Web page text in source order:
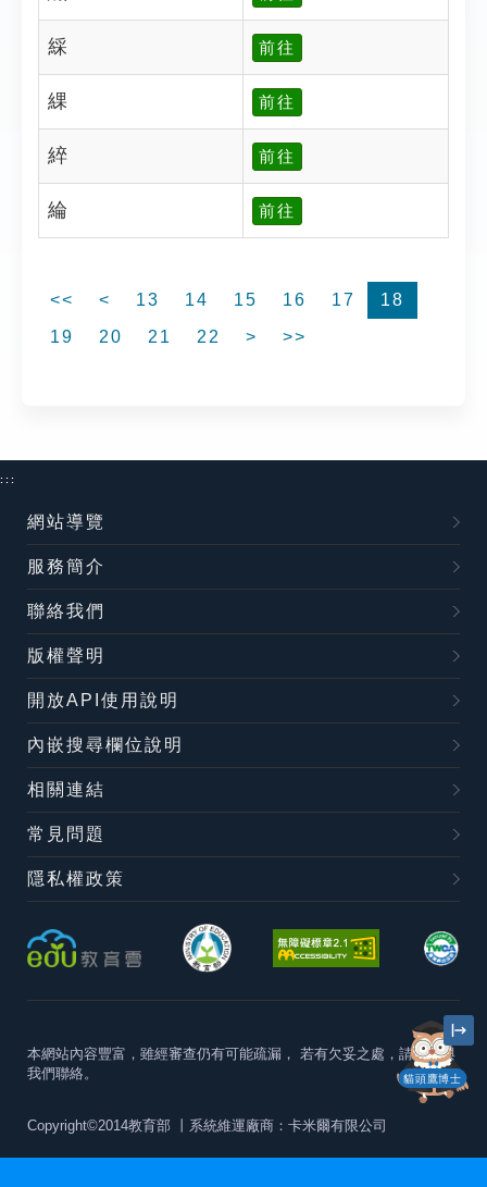
綵 前往
綶 前往
綷 前往
綸 前往
<< < 13 14 15 16 17
18
19
20 21 22 > >>
貓頭鷹博士
:::
網站導覽
服務簡介
聯絡我們
版權聲明
開放API使用說明
內嵌搜尋欄位說明
相關連結
常見問題
隱私權政策
本網站內容豐富，雖經審查仍有可能疏漏， 若有欠妥之處，請隨時與
我們聯絡。
Copyright©2014教育部 丨系統維運廠商：卡米爾有限公司